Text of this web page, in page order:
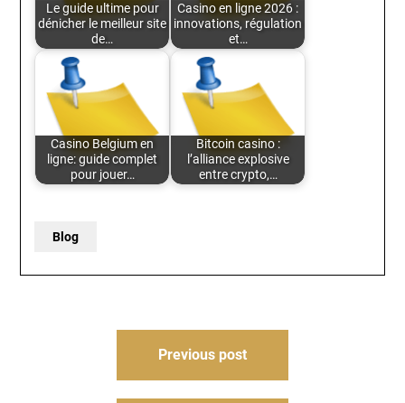
Le guide ultime pour
dénicher le meilleur site
de…
Casino en ligne 2026 :
innovations, régulation
et…
Casino Belgium en
ligne: guide complet
pour jouer…
Bitcoin casino :
l’alliance explosive
entre crypto,…
Blog
Previous post